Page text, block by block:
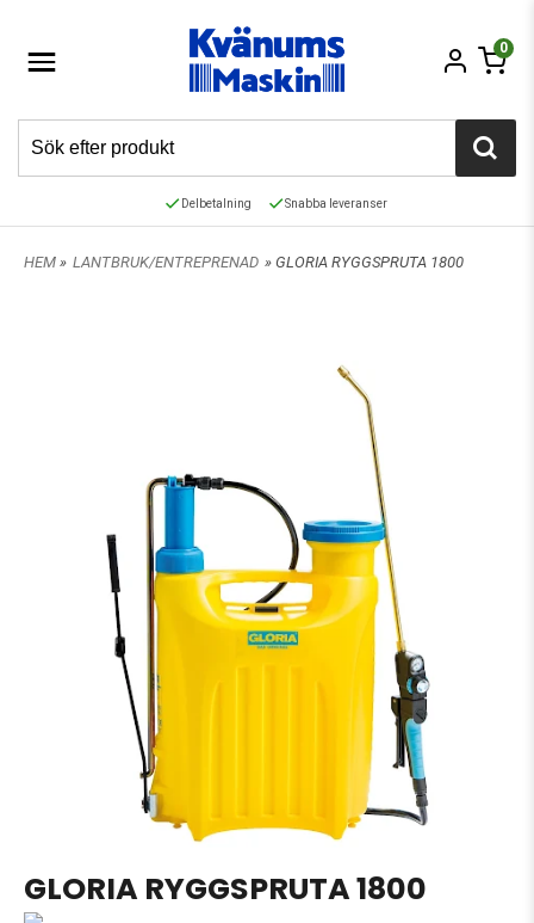
0
Delbetalning Snabba leveranser
HEM » LANTBRUK/ENTREPRENAD » GLORIA RYGGSPRUTA 1800
GLORIA RYGGSPRUTA 1800